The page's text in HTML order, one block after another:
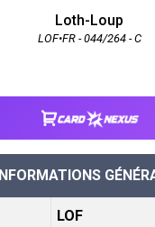
Loth-Loup
LOF•FR - 044/264 - C
INFORMATIONS
LOF